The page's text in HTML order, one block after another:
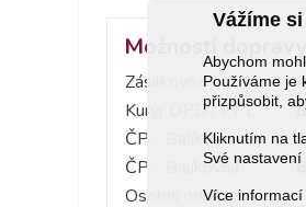
Vážíme
Abychom
Používáme je
přizpůsobit,
Kliknutím na
Své
Více
Možnosti dopravy
Zásilkovna
Kurýr DPD / PPL
ČP - Balík do ruky
ČP - Balíkovna
Osobní odběr